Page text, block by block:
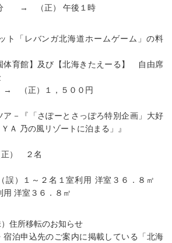
分 → （正） 午後１時
ト「レバンガ北海道ホームゲーム」の料
育館】及び【北海きたえーる】 自由席
→ （正）１，５００円
－『「さぽーとさっぽろ特別企画」大好
Ａ 乃の風リゾートに泊まる」』
） ２名
誤）１～２名１室利用 洋室３６．８㎡
洋室３６．８㎡
住所移転のお知らせ
泊申込先のご案内に掲載している「北海